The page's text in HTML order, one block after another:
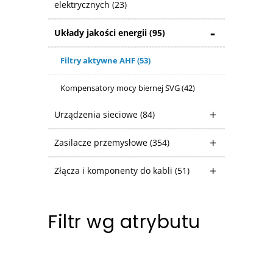
elektrycznych (23)
Układy jakości energii (95)
Filtry aktywne AHF(53)
Kompensatory mocy biernej SVG(42)
Urządzenia sieciowe (84)
Zasilacze przemysłowe (354)
Złącza i komponenty do kabli (51)
Filtr wg atrybutu